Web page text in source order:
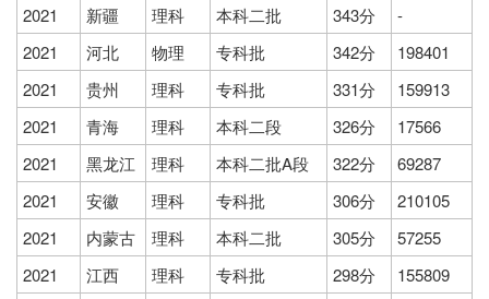
2021
新疆 理科 本科二批 343分
-
2021
河北 物理 专科批 342分
198401
2021
贵州 理科 专科批 331分
159913
2021
青海 理科 本科二段 326分
17566
2021
黑龙江 理科 本科二批A段 322分
69287
2021
安徽 理科 专科批 306分
210105
2021
内蒙古 理科 本科二批 305分
57255
2021
江西 理科 专科批 298分
155809